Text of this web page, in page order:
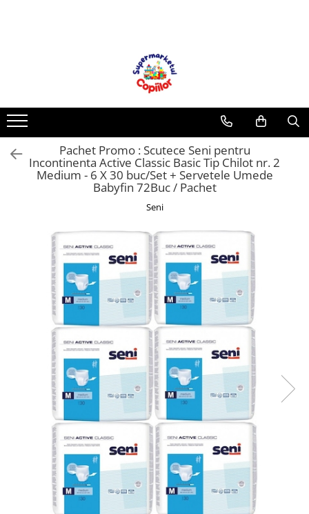
Accesorii pentru petrecere
Baloane
Mobila gradina & terasa
Piscine
Gaming, Carti & Birotica
Activitati extracurriculare
Povesti pentru copii
Carti de Povesti pentru Copii
Rechizite si papetarie pentru copii
Creioane colorate si carioci
Ghiozdane si genti
Harti de perete si globuri
pamantesti
Plastilina
Librarie online
Manuale si auxiliare scolare
Birotica & Papetarie
Jucarii, Copii & Bebe
Pachet Promo : Scutece Seni pentru
Incontinenta Active Classic Basic Tip Chilot nr. 2
Medium - 6 X 30 buc/Set + Servetele Umede
Babyfin 72Buc / Pachet
Seni